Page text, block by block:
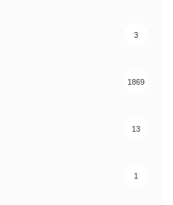
3
1869
13
1